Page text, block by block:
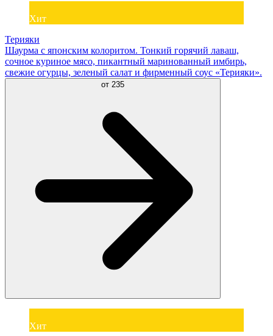
Хит
Терияки
Шаурма с японским колоритом. Тонкий горячий лаваш,
сочное куриное мясо, пикантный маринованный имбирь,
свежие огурцы, зеленый салат и фирменный соус «Терияки».
от 235
Хит